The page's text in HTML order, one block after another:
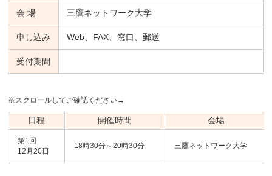
会 場 三鷹ネットワーク大学
申し込み Web、FAX、窓口、郵送
受付期間
※スクロールしてご確認ください→
日程 開催時間 会場
第1回
12月20日
18時30分～20時30分 三鷹ネットワーク大学